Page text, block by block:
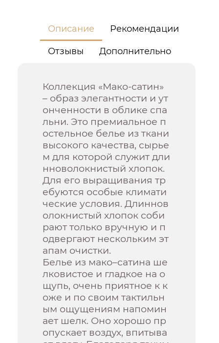
Описание Рекомендации
Отзывы Дополнительно
Коллекция «Мако-сатин»
– образ элегантности и ут
онченности в облике спа
льни. Это премиальное п
остельное белье из ткани
высокого качества, сырье
м для которой служит дли
нноволокнистый хлопок.
Для его выращивания тр
ебуются особые климати
ческие условия. Длиннов
олокнистый хлопок соби
рают только вручную и п
одвергают нескольким эт
апам очистки.
Белье из мако–сатина ше
лковистое и гладкое на о
щупь, очень приятное к к
оже и по своим тактильн
ым ощущениям напомин
ает шелк. Оно хорошо пр
опускает воздух, впитыва